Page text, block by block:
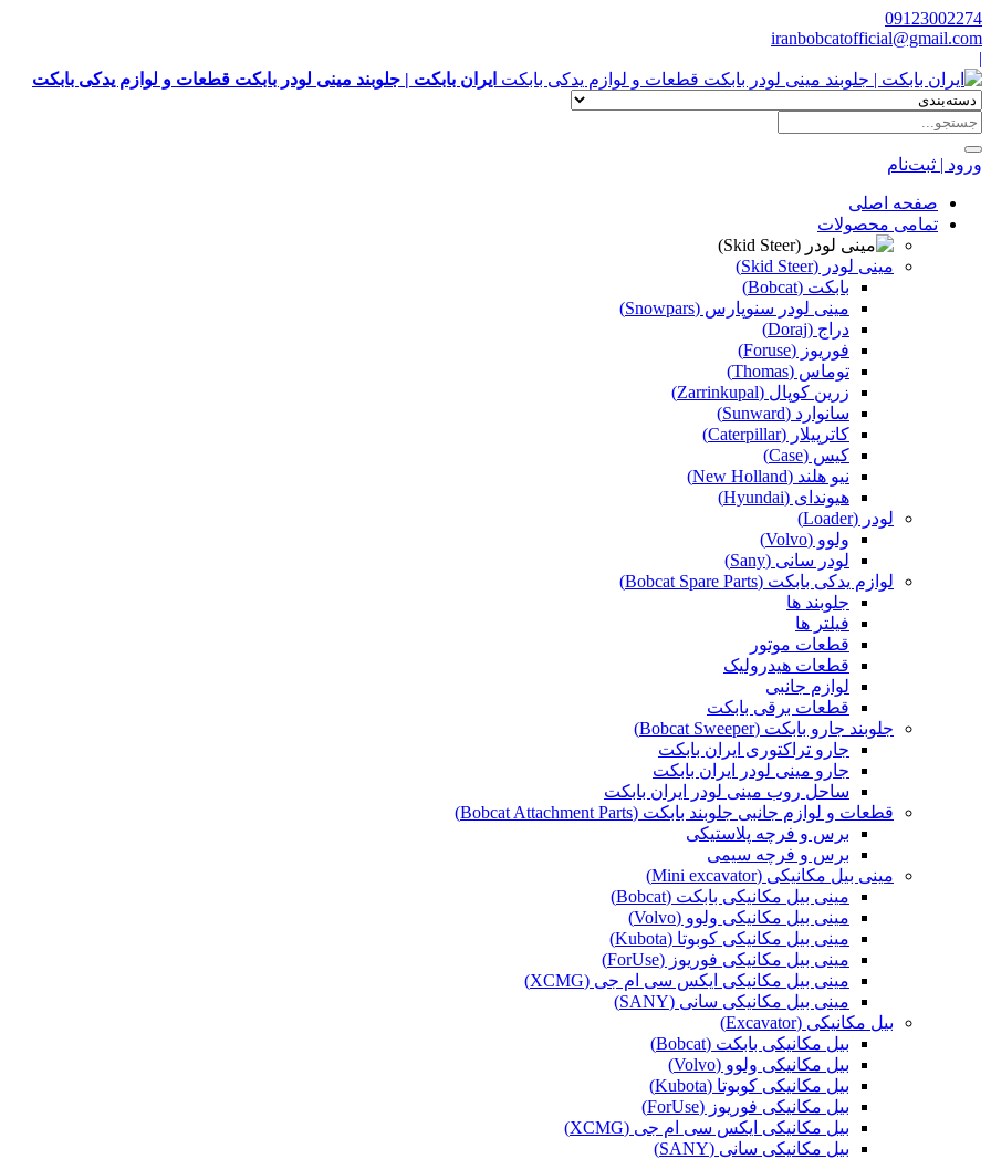
09123002274
iranbobcatofficial@gmail.com
|
ایران بابکت | جلوبند مینی لودر بابکت قطعات و لوازم یدکی بابکت
ورود | ثبت‌نام
صفحه اصلی
تمامی محصولات
مینی لودر (Skid Steer)
بابکت (Bobcat)
مینی لودر سنوپارس (Snowpars)
دراج (Doraj)
فوریوز (Foruse)
توماس (Thomas)
زرین کوپال (Zarrinkupal)
سانوارد (Sunward)
کاترپیلار (Caterpillar)
کیس (Case)
نیو هلند (New Holland)
هیوندای (Hyundai)
لودر (Loader)
ولوو (Volvo)
لودر سانی (Sany)
لوازم یدکی بابکت (Bobcat Spare Parts)
جلوبند ها
فیلتر ها
قطعات موتور
قطعات هیدرولیک
لوازم جانبی
قطعات برقی بابکت
جلوبند جارو بابکت (Bobcat Sweeper)
جارو تراکتوری ایران بابکت
جارو مینی لودر ایران بابکت
ساحل روب مینی لودر ایران بابکت
قطعات و لوازم جانبی جلوبند بابکت (Bobcat Attachment Parts)
برس و فرچه پلاستیکی
برس و فرچه سیمی
مینی بیل مکانیکی (Mini excavator)
مینی بیل مکانیکی بابکت (Bobcat)
مینی بیل مکانیکی ولوو (Volvo)
مینی بیل مکانیکی کوبوتا (Kubota)
مینی بیل مکانیکی فوریوز (ForUse)
مینی بیل مکانیکی ایکس سی ام جی (XCMG)
مینی بیل مکانیکی سانی (SANY)
بیل مکانیکی (Excavator)
بیل مکانیکی بابکت (Bobcat)
بیل مکانیکی ولوو (Volvo)
بیل مکانیکی کوبوتا (Kubota)
بیل مکانیکی فوریوز (ForUse)
بیل مکانیکی ایکس سی ام جی (XCMG)
بیل مکانیکی سانی (SANY)